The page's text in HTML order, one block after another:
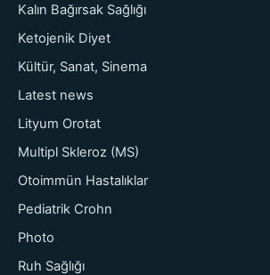
Kalın Bağırsak Sağlığı
Ketojenik Diyet
Kültür, Sanat, Sinema
Latest news
Lityum Orotat
Multipl Skleroz (MS)
Otoimmün Hastalıklar
Pediatrik Crohn
Photo
Ruh Sağlığı